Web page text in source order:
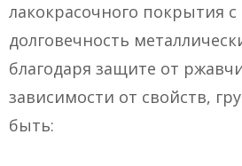
лакокрасочного покрытия
долговечность
благодаря защите от
зависимости от свойств,
быть: